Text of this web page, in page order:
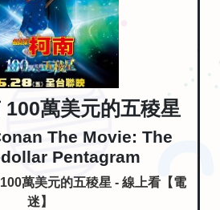
萬美元的五稜星
The Movie: The
Pentagram
萬美元的五稜星 - 線上看【電
迷】